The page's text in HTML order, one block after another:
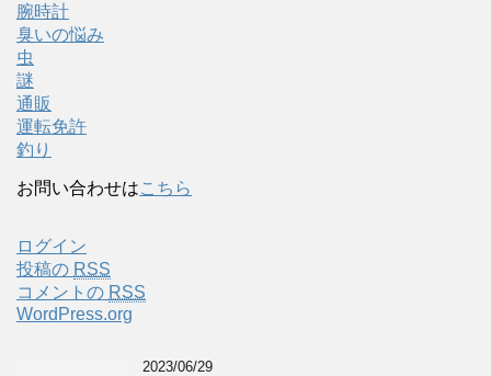
腕時計
臭いの悩み
虫
謎
通販
運転免許
釣り
お問い合わせはこちら
ログイン
投稿の RSS
コメントの RSS
WordPress.org
2023/06/29